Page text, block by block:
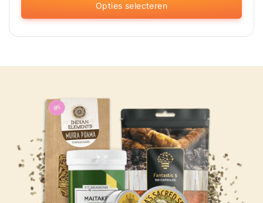
Opties selecteren
Dit
product
worden
op
de
productpagina